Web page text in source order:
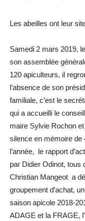
Les abeilles ont leur
Samedi 2 mars 2019,
son assemblée
120 apiculteurs, il
l’absence de son
familiale, c’est le
qui a accueilli le
maire Sylvie Rochon
silence en mémoire
l’année, le rapport
par Didier Odinot, tous
Christian Mangeot a
groupement d’achat,
saison apicole 2018-
ADAGE et la FRAGE,